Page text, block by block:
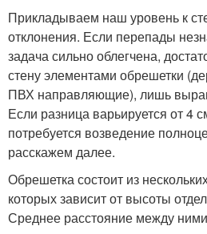
Прикладываем наш уровень к
отклонения. Если перепады
задача сильно облегчена,
стену элементами обрешетки
ПВХ направляющие), лишь
Если разница варьируется от 4
потребуется возведение
расскажем далее.
Обрешетка состоит из
которых зависит от высоты
Среднее расстояние между